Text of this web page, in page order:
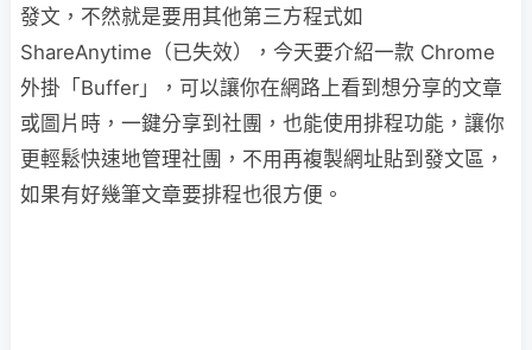
發文，不然就是要用其他第三方程式如
ShareAnytime（已失效），今天要介紹一款 Chrome
外掛「Buffer」，可以讓你在網路上看到想分享的文章
或圖片時，一鍵分享到社團，也能使用排程功能，讓你
更輕鬆快速地管理社團，不用再複製網址貼到發文區，
如果有好幾筆文章要排程也很方便。